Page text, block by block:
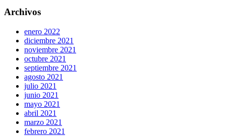
Archivos
enero 2022
diciembre 2021
noviembre 2021
octubre 2021
septiembre 2021
agosto 2021
julio 2021
junio 2021
mayo 2021
abril 2021
marzo 2021
febrero 2021